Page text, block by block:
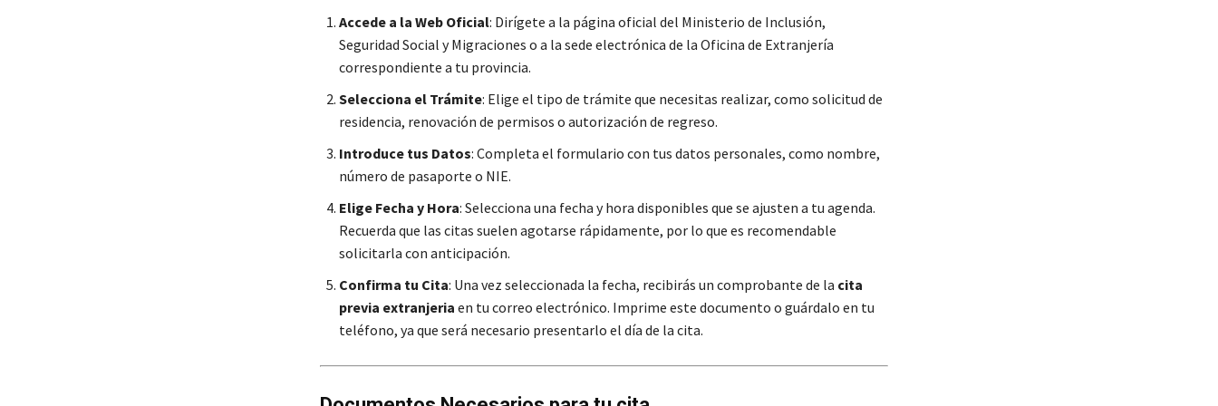
Accede a la Web Oficial: Dirígete a la página oficial del Ministerio de Inclusión,
Seguridad Social y Migraciones o a la sede electrónica de la Oficina de Extranjería
correspondiente a tu provincia.
Selecciona el Trámite: Elige el tipo de trámite que necesitas realizar, como solicitud de
residencia, renovación de permisos o autorización de regreso.
Introduce tus Datos: Completa el formulario con tus datos personales, como nombre,
número de pasaporte o NIE.
Elige Fecha y Hora: Selecciona una fecha y hora disponibles que se ajusten a tu agenda.
Recuerda que las citas suelen agotarse rápidamente, por lo que es recomendable
solicitarla con anticipación.
Confirma tu Cita: Una vez seleccionada la fecha, recibirás un comprobante de la cita
previa extranjeria en tu correo electrónico. Imprime este documento o guárdalo en tu
teléfono, ya que será necesario presentarlo el día de la cita.